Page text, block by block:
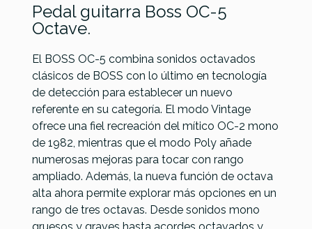
Pedal guitarra Boss OC-5
Octave.
El BOSS OC-5 combina sonidos octavados
clásicos de BOSS con lo último en tecnología
de detección para establecer un nuevo
referente en su categoría. El modo Vintage
ofrece una fiel recreación del mítico OC-2 mono
de 1982, mientras que el modo Poly añade
numerosas mejoras para tocar con rango
ampliado. Además, la nueva función de octava
alta ahora permite explorar más opciones en un
rango de tres octavas. Desde sonidos mono
ReferenciaPEDAGUIBOS105